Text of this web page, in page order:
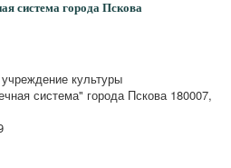
система города Пскова
культуры
система" города Пскова 180007,